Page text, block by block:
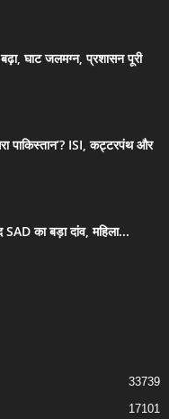
घाट जलमग्न, प्रशासन पूरी
पाकिस्तान’? ISI, कट्टरपंथ और
SAD का बड़ा दांव, महिला...
33739
17101